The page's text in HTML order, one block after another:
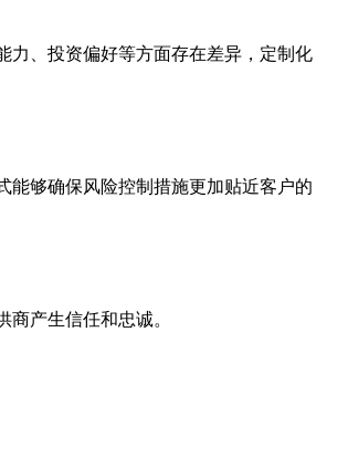
力、投资偏好等方面存在差异，定制化
能够确保风险控制措施更加贴近客户的
产生信任和忠诚。